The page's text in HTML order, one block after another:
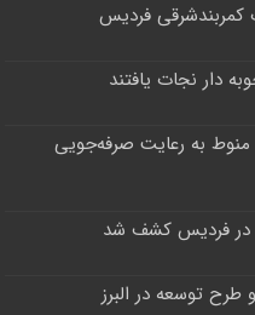
کمربندشرقی فردیس
منوط به رعایت صرفه‌جویی